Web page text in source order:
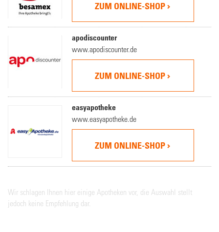
ZUM ONLINE-SHOP
apodiscounter
www.apodiscounter.de
ZUM ONLINE-SHOP
easyapotheke
www.easyapotheke.de
ZUM ONLINE-SHOP
Wir schlagen Ihnen hier einige Apotheken vor, die Auswahl stellt
jedoch keine Empfehlung dar.